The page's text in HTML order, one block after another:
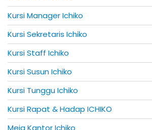
Kursi Manager Ichiko
Kursi Sekretaris Ichiko
Kursi Staff Ichiko
Kursi Susun Ichiko
Kursi Tunggu Ichiko
Kursi Rapat & Hadap ICHIKO
Meja Kantor Ichiko